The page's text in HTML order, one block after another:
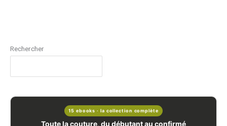
Rechercher
15 ebooks · la collection complète
Toute la couture, du débutant au confirmé